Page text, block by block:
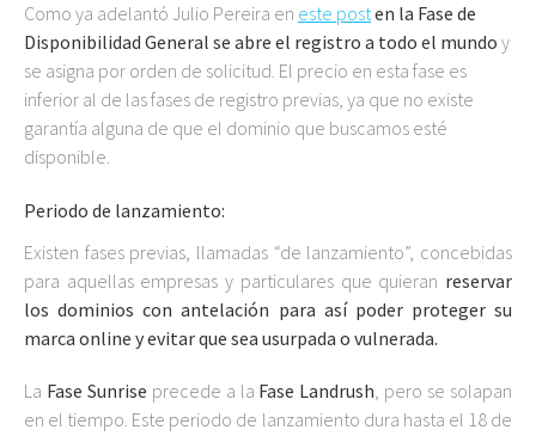
Como ya adelantó Julio Pereira en este posten la Fase de
Disponibilidad General se abre el registro a todo el mundo y
se asigna por orden de solicitud. El precio en esta fase es
inferior al de las fases de registro previas, ya que no existe
garantía alguna de que el dominio que buscamos esté
disponible.
Periodo de lanzamiento:
Existen fases previas, llamadas “de lanzamiento”, concebidas
para aquellas empresas y particulares que quieran reservar
los dominios con antelación para así poder proteger su
marca online y evitar que sea usurpada o vulnerada.
La Fase Sunrise precede a la Fase Landrush, pero se solapan
en el tiempo. Este periodo de lanzamiento dura hasta el 18 de